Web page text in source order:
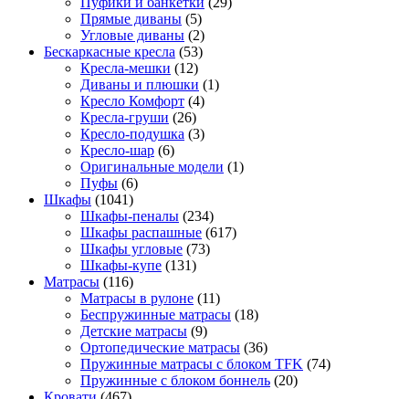
Прямые диваны (5)
Угловые диваны (2)
Бескаркасные кресла (53)
Кресла-мешки (12)
Диваны и плюшки (1)
Кресло Комфорт (4)
Кресла-груши (26)
Кресло-подушка (3)
Кресло-шар (6)
Оригинальные модели (1)
Пуфы (6)
Шкафы (1041)
Шкафы-пеналы (234)
Шкафы распашные (617)
Шкафы угловые (73)
Шкафы-купе (131)
Матрасы (116)
Матрасы в рулоне (11)
Беспружинные матрасы (18)
Детские матрасы (9)
Ортопедические матрасы (36)
Пружинные матрасы с блоком TFK (74)
Пружинные с блоком боннель (20)